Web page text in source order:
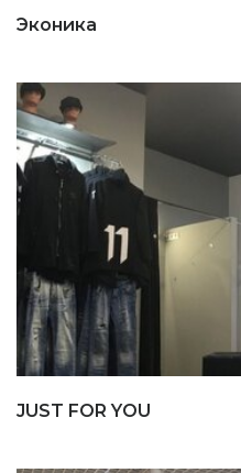
Эконика
JUST FOR YOU